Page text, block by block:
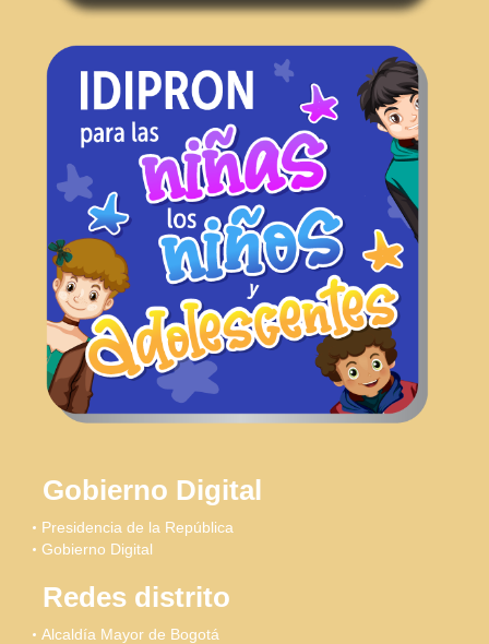
Gobierno Digital
Presidencia de la República
Gobierno Digital
Redes distrito
Alcaldía Mayor de Bogotá